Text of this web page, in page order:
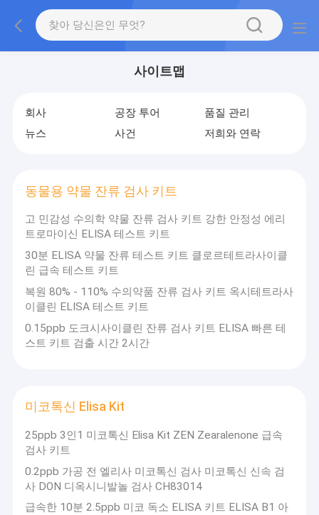
사이트맵
회사 공장 투어
품질 관리
뉴스
사건 저희와 연락
동물용 약물 잔류 검사 키트
고 민감성 수의학 약물 잔류 검사 키트 강한 안정성 에리
트로마이신 ELISA 테스트 키트
30분 ELISA 약물 잔류 테스트 키트 클로르테트라사이클
린 급속 테스트 키트
복원 80% - 110% 수의약품 잔류 검사 키트 옥시테트라사
이클린 ELISA 테스트 키트
0.15ppb 도크시사이클린 잔류 검사 키트 ELISA 빠른 테
스트 키트 검출 시간 2시간
미코톡신 Elisa Kit
25ppb 3인1 미코톡신 Elisa Kit ZEN Zearalenone 급속
검사 키트
0.2ppb 가공 전 엘리사 미코톡신 검사 미코톡신 신속 검
사 DON 디옥시니발놀 검사 CH83014
급속한 10분 2.5ppb 미코 독소 ELISA 키트 ELISA B1 아